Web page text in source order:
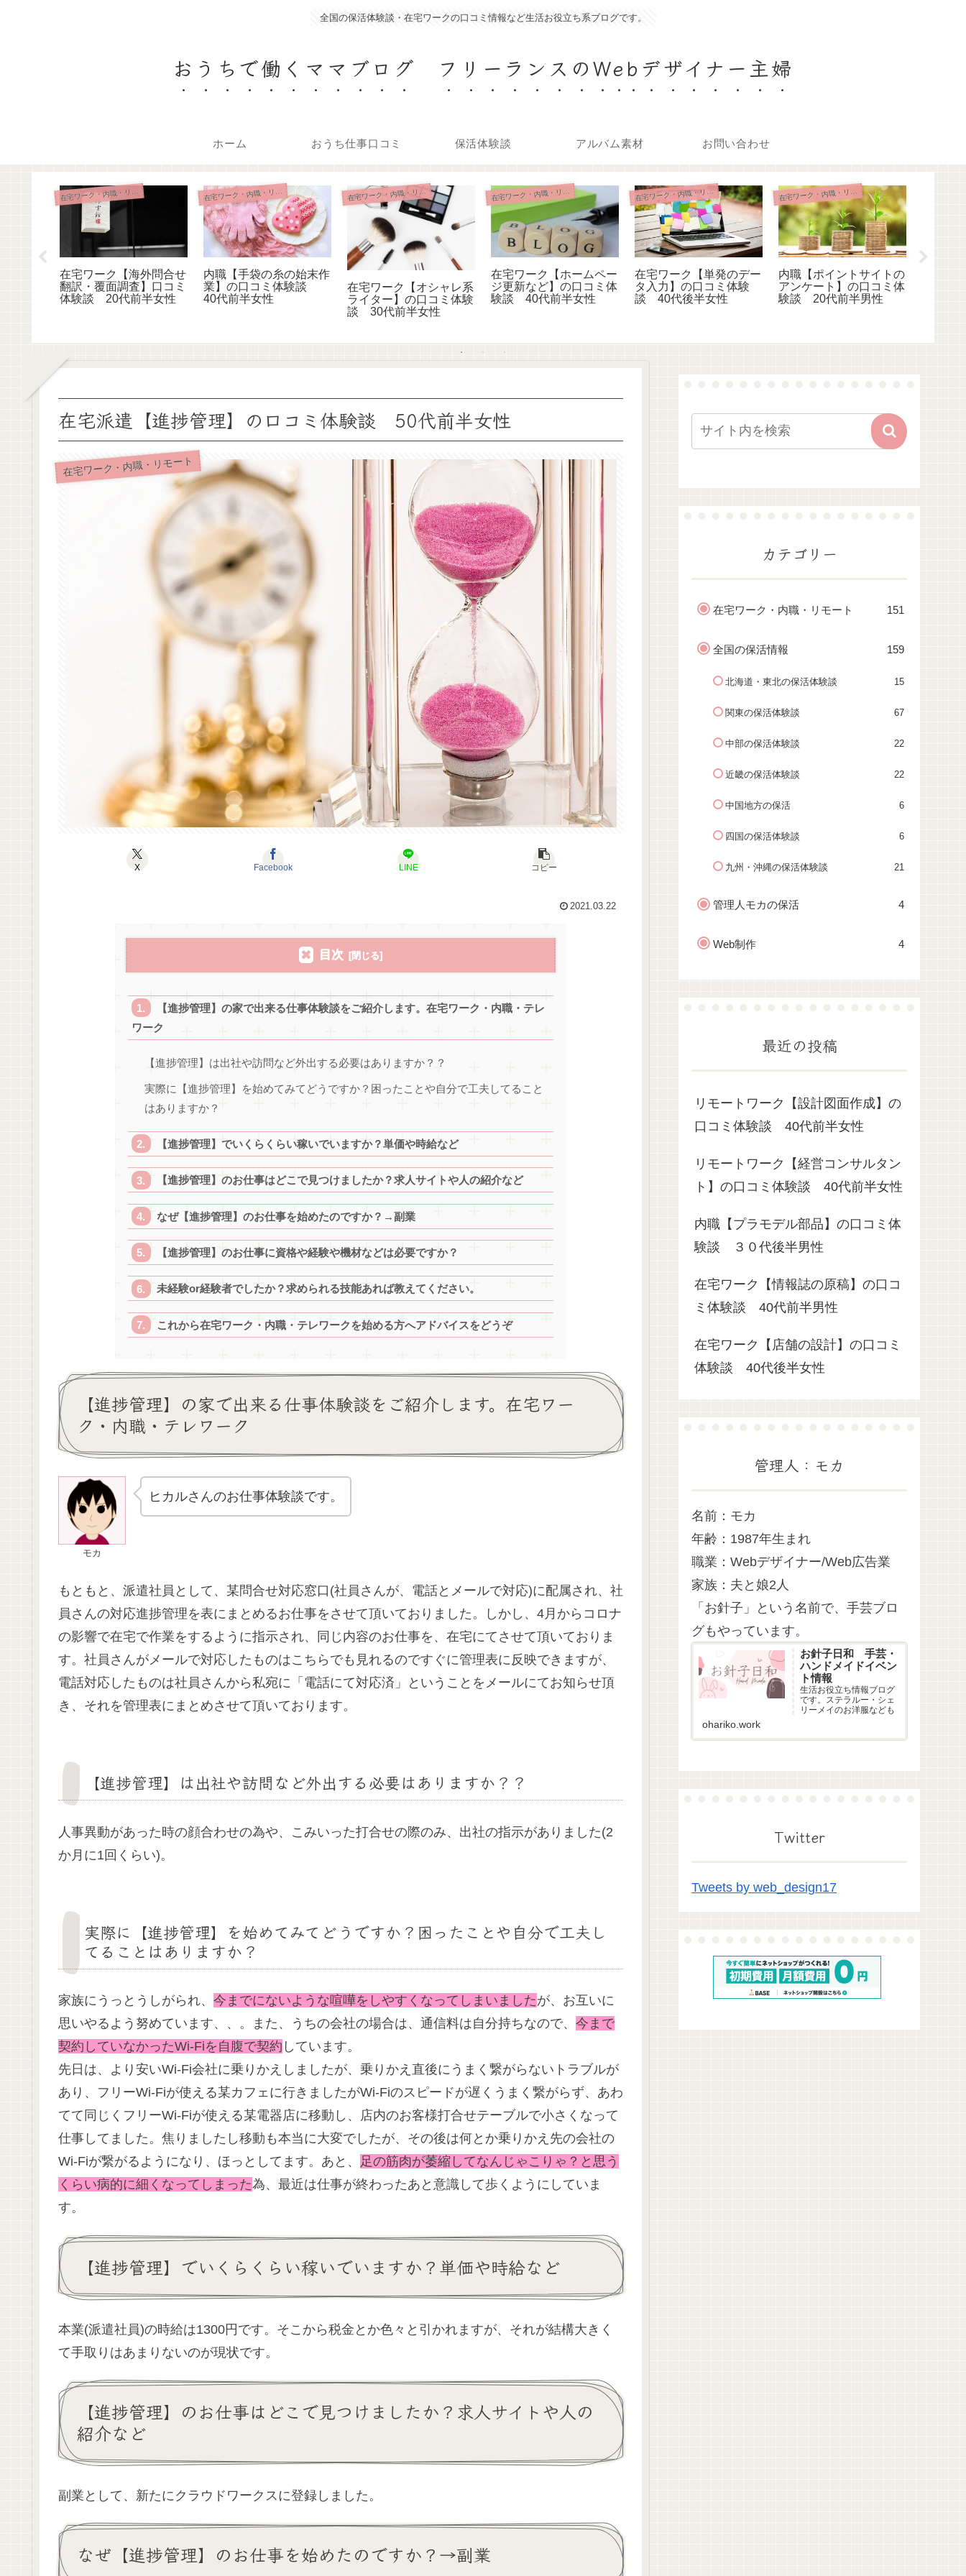
全国の保活体験談・在宅ワークの口コミ情報など生活お役立ち系ブログです。
おうちで働くママブログ フリーランスのWebデザイナー主婦
ホーム おうち仕事口コミ 保活体験談 アルバム素材 お問い合わせ
在
宅ワーク・内職・リモート
在宅ワーク【海外問合せ
翻訳・覆面調査】口コミ
体験談 20代前半女性
在
宅ワーク・内職・リモート
内職【手袋の糸の始末作
業】の口コミ体験談
40代前半女性
在
宅ワーク・内職・リモート
在宅ワーク【オシャレ系
ライター】の口コミ体験
談 30代前半女性
在
宅ワーク・内職・リモート
在宅ワーク【ホームペー
ジ更新など】の口コミ体
験談 40代前半女性
在
宅ワーク・内職・リモート
在宅ワーク【単発のデー
タ入力】の口コミ体験
談 40代後半女性
在
宅ワーク・内職・リモート
内職【ポイントサイトの
アンケート】の口コミ体
験談 20代前半男性
在宅派遣【進捗管理】の口コミ体験談 50代前半女性
在宅ワーク・内職・リモート
X Facebook LINE コピー
2021.03.22
目次
【進捗管理】の家で出来る仕事体験談をご紹介します。在宅ワーク・内職・テレ
ワーク
【進捗管理】は出社や訪問など外出する必要はありますか？？
実際に【進捗管理】を始めてみてどうですか？困ったことや自分で工夫してること
はありますか？
【進捗管理】でいくらくらい稼いでいますか？単価や時給など
【進捗管理】のお仕事はどこで見つけましたか？求人サイトや人の紹介など
なぜ【進捗管理】のお仕事を始めたのですか？→副業
【進捗管理】のお仕事に資格や経験や機材などは必要ですか？
未経験or経験者でしたか？求められる技能あれば教えてください。
これから在宅ワーク・内職・テレワークを始める方へアドバイスをどうぞ
【進捗管理】の家で出来る仕事体験談をご紹介します。在宅ワー
ク・内職・テレワーク
モカ
ヒカルさんのお仕事体験談です。
もともと、派遣社員として、某問合せ対応窓口(社員さんが、電話とメールで対応)に配属され、社
員さんの対応進捗管理を表にまとめるお仕事をさせて頂いておりました。しかし、4月からコロナ
の影響で在宅で作業をするように指示され、同じ内容のお仕事を、在宅にてさせて頂いておりま
す。社員さんがメールで対応したものはこちらでも見れるのですぐに管理表に反映できますが、
電話対応したものは社員さんから私宛に「電話にて対応済」ということをメールにてお知らせ頂
き、それを管理表にまとめさせて頂いております。
【進捗管理】は出社や訪問など外出する必要はありますか？？
人事異動があった時の顔合わせの為や、こみいった打合せの際のみ、出社の指示がありました(2
か月に1回くらい)。
実際に【進捗管理】を始めてみてどうですか？困ったことや自分で工夫し
てることはありますか？
家族にうっとうしがられ、 今までにないような喧嘩をしやすくなってしまいましたが、お互いに
思いやるよう努めています、、。また、うちの会社の場合は、通信料は自分持ちなので、 今まで
契約していなかったWi-Fiを自腹で契約 しています。
先日は、より安いWi-Fi会社に乗りかえしましたが、乗りかえ直後にうまく繋がらないトラブルが
あり、フリーWi-Fiが使える某カフェに行きましたがWi-Fiのスピードが遅くうまく繋がらず、あわ
てて同じくフリーWi-Fiが使える某電器店に移動し、店内のお客様打合せテーブルで小さくなって
仕事してました。焦りましたし移動も本当に大変でしたが、その後は何とか乗りかえ先の会社の
Wi-Fiが繋がるようになり、ほっとしてます。あと、 足の筋肉が萎縮してなんじゃこりゃ？と思う
くらい病的に細くなってしまった為、最近は仕事が終わったあと意識して歩くようにしていま
す。
【進捗管理】でいくらくらい稼いでいますか？単価や時給など
本業(派遣社員)の時給は1300円です。そこから税金とか色々と引かれますが、それが結構大きく
て手取りはあまりないのが現状です。
【進捗管理】のお仕事はどこで見つけましたか？求人サイトや人の
紹介など
副業として、新たにクラウドワークスに登録しました。
なぜ【進捗管理】のお仕事を始めたのですか？→副業
カテゴリー
在宅ワーク・内職・リモート 151
全国の保活情報 159
北海道・東北の保活体験談 15
関東の保活体験談 67
中部の保活体験談 22
近畿の保活体験談 22
中国地方の保活 6
四国の保活体験談 6
九州・沖縄の保活体験談 21
管理人モカの保活 4
Web制作 4
最近の投稿
リモートワーク【設計図面作成】の
口コミ体験談 40代前半女性
リモートワーク【経営コンサルタン
ト】の口コミ体験談 40代前半女性
内職【プラモデル部品】の口コミ体
験談 ３０代後半男性
在宅ワーク【情報誌の原稿】の口コ
ミ体験談 40代前半男性
在宅ワーク【店舗の設計】の口コミ
体験談 40代後半女性
管理人：モカ
名前：モカ
年齢：1987年生まれ
職業：Webデザイナー/Web広告業
家族：夫と娘2人
「お針子」という名前で、手芸ブロ
グもやっています。
お針子日和 手芸・
ハンドメイドイベン
ト情報
生活お役立ち情報ブログ
です。ステラルー・シェ
リーメイのお洋服なども
ohariko.work
Twitter
Tweets by web_design17